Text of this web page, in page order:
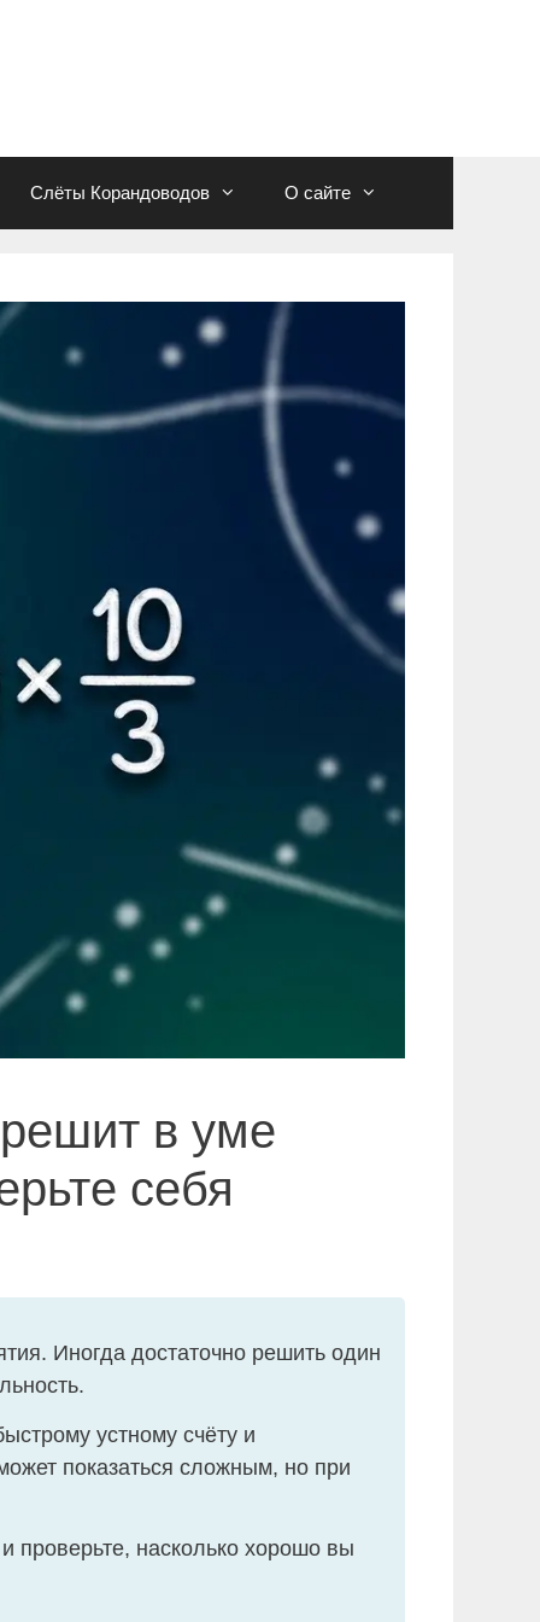
Слёты Корандоводов О сайте
в уме
себя
Иногда достаточно решить один
устному счёту и
показаться сложным, но при
проверьте, насколько хорошо вы